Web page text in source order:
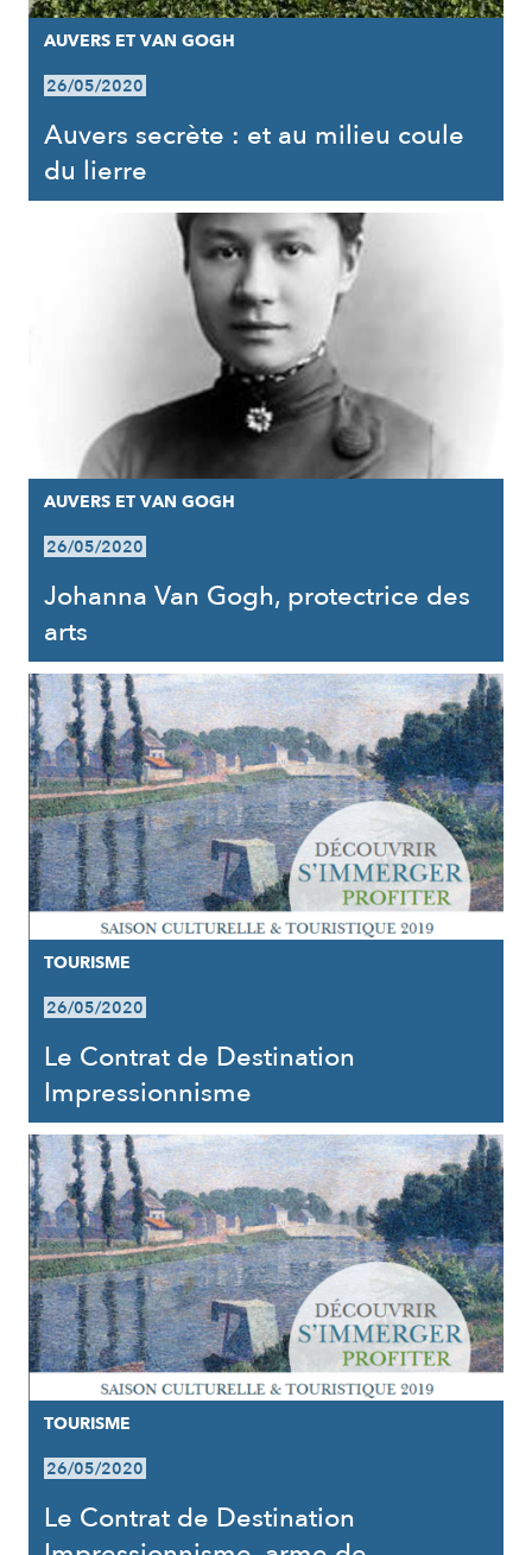
AUVERS ET VAN GOGH
26/05/2020
Auvers secrète : et au milieu coule
du lierre
AUVERS ET VAN GOGH
26/05/2020
Johanna Van Gogh, protectrice des
arts
TOURISME
26/05/2020
Le Contrat de Destination
Impressionnisme
TOURISME
26/05/2020
Le Contrat de Destination